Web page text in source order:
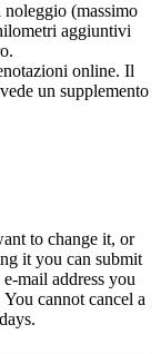
(massimo
aggiuntivi
online. Il
un supplemento
to change it, or
it you can submit
mail address you
cannot cancel a